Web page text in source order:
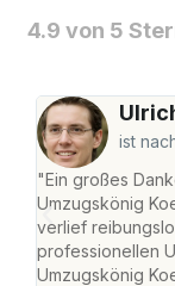
4.9 von 5
ist
"Ein großes
Umzugskönig
verlief
professionellen
Umzugskönig